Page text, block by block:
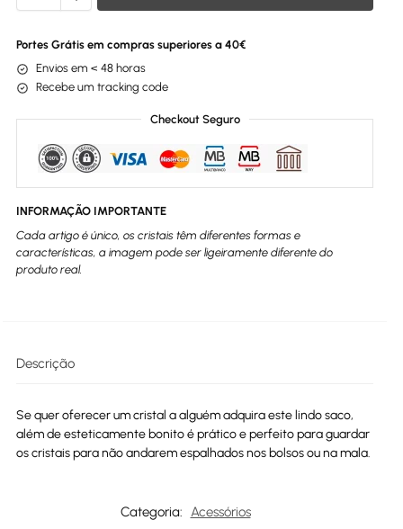
Portes Grátis em compras superiores a 40€
Envios em < 48 horas
Recebe um tracking code
Checkout Seguro
INFORMAÇÃO IMPORTANTE
Cada artigo é único, os cristais têm diferentes formas e
características, a imagem pode ser ligeiramente diferente do
produto real.
Descrição
Se quer oferecer um cristal a alguém adquira este lindo saco,
além de esteticamente bonito é prático e perfeito para guardar
os cristais para não andarem espalhados nos bolsos ou na mala.
Categoria: Acessórios